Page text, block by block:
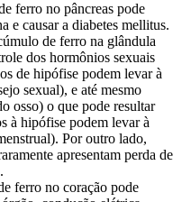
ferro no pâncreas pode
e causar a diabetes mellitus.
de ferro na glândula
dos hormônios sexuais
de hipófise podem levar à
sexual), e até mesmo
osso) o que pode resultar
à hipófise podem levar à
Por outro lado,
apresentam perda de
ferro no coração pode